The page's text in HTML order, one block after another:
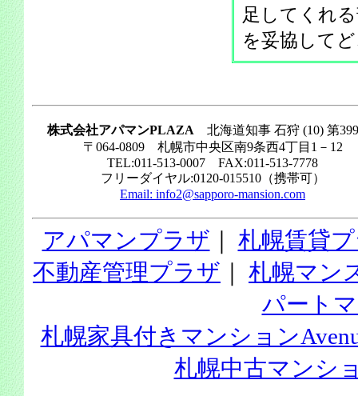
足してくれ
を妥協して
株式会社アパマンPLAZA 北海道知事 石狩 (10) 第
〒064-0809 札幌市中央区南9条西4丁目1－12
TEL:011-513-0007 FAX:011-513-7778
フリーダイヤル:0120-015510（携帯可）
Email: info2@sapporo-mansion.com
アパマンプラザ ｜ 札幌賃貸
不動産管理プラザ ｜ 札幌マン
パート
札幌家具付きマンション
札幌中古マンシ